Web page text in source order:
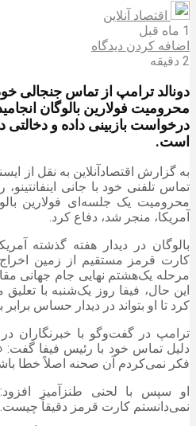
اقتصاد آنلاین
1 ماه قبل
اضافه کردن دیدگاه
2 دقیقه
دونالد ترامپ از تماس جنجالی
محرومیت فولارین بالوگان
درخواست بازبینی داده و دخالتی
است.
به گزارش اقتصادآنلاین به نقل از
تماس تلفنی خود با جانی
محرومیت یک جلسه‌ای فولارین
آمریکا، منجر شد، دفاع کرد.
بالوگان در دیدار هفته گذشته
کارت قرمز مستقیم از زمین
مرحله یک‌هشتم نهایی جام جهانی
این حال، فیفا روز یک‌شنبه با
کرد تا او بتواند در دیدار حساس برابر
ترامپ در گفت‌و‌گو با خبرنگاران
دلیل تماس خود با رئیس فیفا گفت:
فکر نمی‌کردم آن صحنه اصلاً خطا
او سپس با لحنی طنزآمیز
نمی‌دانستم کارت قرمز دقیقاً